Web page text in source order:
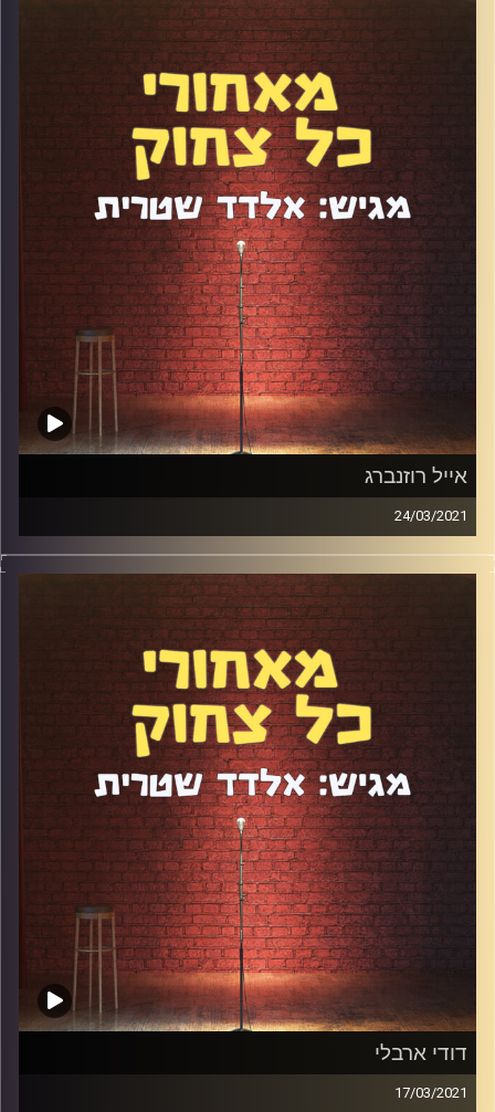
סגנון כתיבה ייחודי וסיפור חיים מרתק. דיברנו על חרדה ודכאון,
על פוליטיקלי קורקט, על יציאה מהארון, על דת ואמונה, על
רשתות חברתיות ועוד מלא.
קרדיט תמונות:אלדד שטרית
אייל רוזנברג
24/03/2021
אייל רוזנברג עשה סטנדאפ לראשונה בגיל 13 וכבר אז ידע
שזה הכיוון שלו בחיים. הוא התחיל להגיע למועדונים מיד אחרי
השירות הצבאי ומאז לא חדל. צפוי לכם פרק עם שלל תובנות,
רעיונות וביקורות על הסטנדאפ בארץ, על מועדוני הסטנדאפ,
על התנהלות של סטנדאפיסטים ומה לא בעצם. פרק חובה לכל
חובב סטנדאפ שרוצה להכיר את הקרביים של התחום הזה.
קרדיט תמונות:אלדד שטרית
דודי ארבלי
17/03/2021